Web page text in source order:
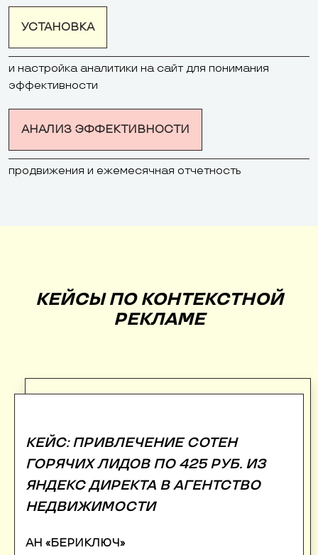
УСТАНОВКА
и настройка аналитики на сайт для понимания
эффективности
АНАЛИЗ ЭФФЕКТИВНОСТИ
продвижения и ежемесячная отчетность
КЕЙСЫ ПО КОНТЕКСТНОЙ
РЕКЛАМЕ
КЕЙС: ПРИВЛЕЧЕНИЕ СОТЕН
ГОРЯЧИХ ЛИДОВ ПО 425 РУБ. ИЗ
ЯНДЕКС ДИРЕКТА В АГЕНТСТВО
НЕДВИЖИМОСТИ
АН «БЕРИКЛЮЧ»